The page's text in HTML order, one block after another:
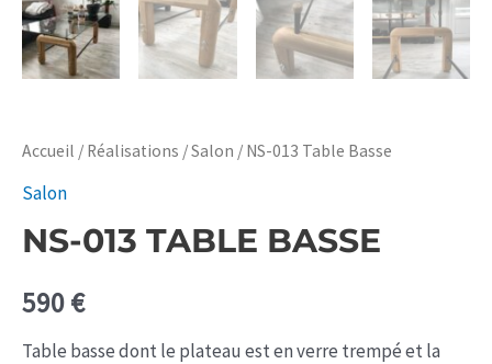
Accueil / Réalisations /Salon / NS-013 Table Basse
Salon
NS-013 TABLE BASSE
590€
Table basse dont le plateau est en verre trempé et la